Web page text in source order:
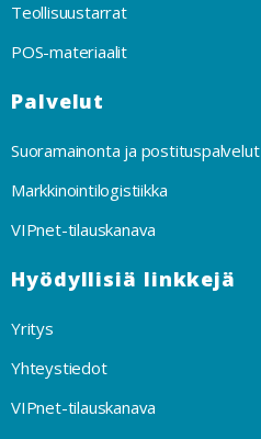
Teollisuustarrat
POS-materiaalit
Palvelut
Suoramainonta ja postituspalvelut
Markkinointilogistiikka
VIPnet-tilauskanava
Hyödyllisiä linkkejä
Yritys
Yhteystiedot
VIPnet-tilauskanava